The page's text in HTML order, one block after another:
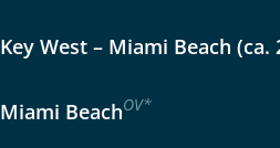
Key West – Miami Beach
Miami BeachOV*